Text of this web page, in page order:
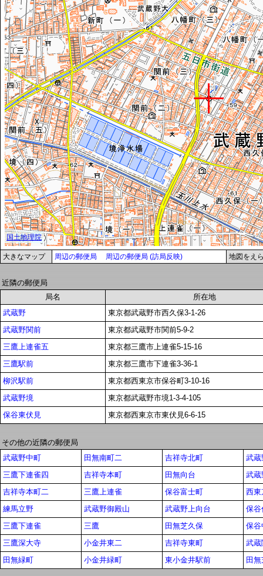
大きなマップ 周辺の郵便局 周辺の郵便局 (訪局反映) 地図をえ
近隣の郵便局
局名
所在地
武蔵野
東京都武蔵野市西久保3-1-26
武蔵野関前
東京都武蔵野市関前5-9-2
三鷹上連雀五
東京都三鷹市上連雀5-15-16
三鷹駅前
東京都三鷹市下連雀3-36-1
柳沢駅前
東京都西東京市保谷町3-10-16
武蔵野境
東京都武蔵野市境1-3-4-105
保谷東伏見
東京都西東京市東伏見6-6-15
その他の近隣の郵便局
武蔵野中町
田無南町二 吉祥寺北町
武蔵
三鷹下連雀四
吉祥寺本町 田無向台
武蔵
吉祥寺本町二
三鷹上連雀 保谷富士町
西東
練馬立野
武蔵野御殿山 武蔵野上向台
保谷
三鷹下連雀
三鷹 田無芝久保
保谷
三鷹深大寺
小金井東二 吉祥寺東町
武蔵
田無緑町
小金井緑町 東小金井駅前 田